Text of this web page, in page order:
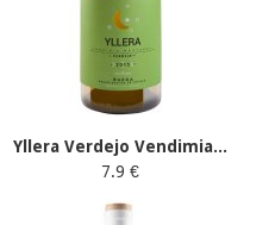
Yllera Verdejo Vendimia...
7.9 €